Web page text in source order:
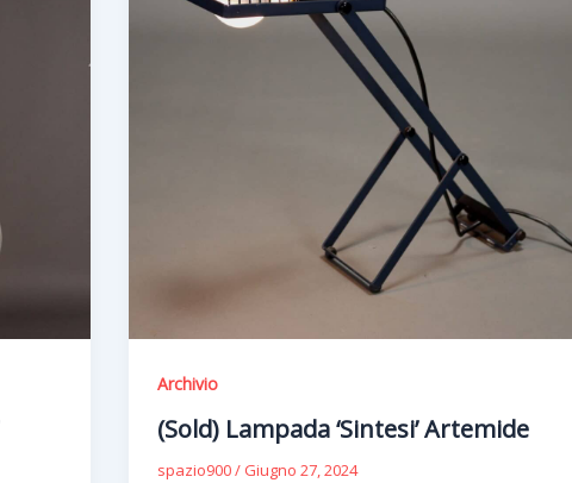
Archivio
(Sold) Lampada ‘Sintesi’ Artemide
spazio900/ Giugno 27, 2024